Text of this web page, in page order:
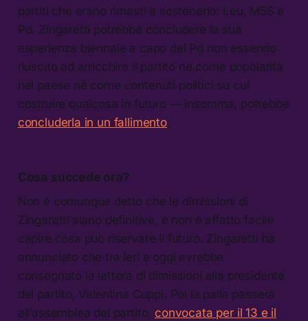
partiti che erano rimasti a sostenerlo: Leu, M5S e
Pd. Zingaretti potrebbe concludere la sua
esperienza biennale a capo del Pd non essendo
riuscito ad arricchire il partito né come popolarità
nel paese né come contenuti politici su cui
costruire qualcosa in futuro — insomma, potrebbe
concluderla in un fallimento.
Cosa succede ora?
Non è comunque detto che le dimissioni di
Zingaretti siano definitive, e non è affatto facile
capire cosa può riservare il futuro. Zingaretti ha
annunciato che tra ieri e oggi avrebbe
consegnato la lettera di dimissioni alla presidente
del partito, Valentina Cuppi. Poi la palla passerà
all’assemblea del partito, convocata per il 13 e il